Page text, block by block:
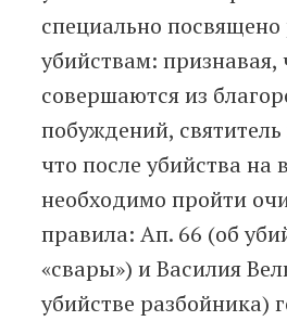
специально
убийствам: признавая,
совершаются из
побуждений,
что после убийства на
необходимо пройти
правила: Ап. 66 (об
«свары») и Василия
убийстве разбойника)